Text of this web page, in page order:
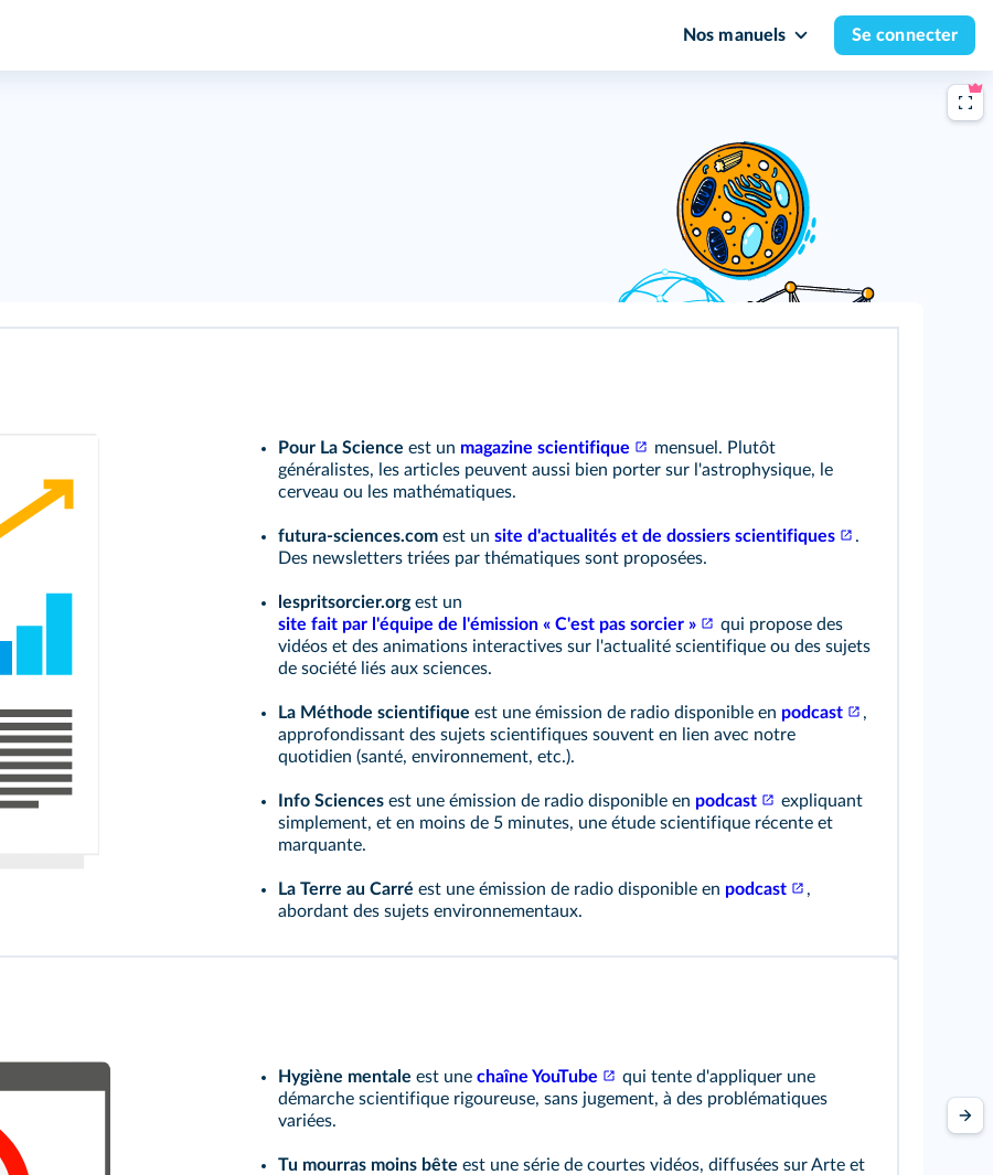
Nos manuels Se connecter
Pour La Science est un magazine scientifique
mensuel. Plutôt
généralistes, les articles peuvent aussi bien porter sur l'astrophysique, le
cerveau ou les mathématiques.
futura-sciences.com est un site d'actualités et de dossiers scientifiques
.
Des newsletters triées par thématiques sont proposées.
lespritsorcier.orgest un
site fait par l'équipe de l'émission « C'est pas sorcier »
qui propose des
vidéos et des animations interactives sur l'actualité scientifique ou des sujets
de société liés aux sciences.
La Méthode scientifique est une émission de radio disponible en podcast
,
approfondissant des sujets scientifiques souvent en lien avec notre
quotidien (santé, environnement, etc.).
Info Sciences est une émission de radio disponible en podcast
expliquant
simplement, et en moins de 5 minutes, une étude scientifique récente et
marquante.
La Terre au Carré est une émission de radio disponible en podcast
,
abordant des sujets environnementaux.
Hygiène mentale est une chaîne YouTube
qui tente d'appliquer une
démarche scientifique rigoureuse, sans jugement, à des problématiques
variées.
Tu mourras moins bête est une série de courtes vidéos, diffusées sur Arte et